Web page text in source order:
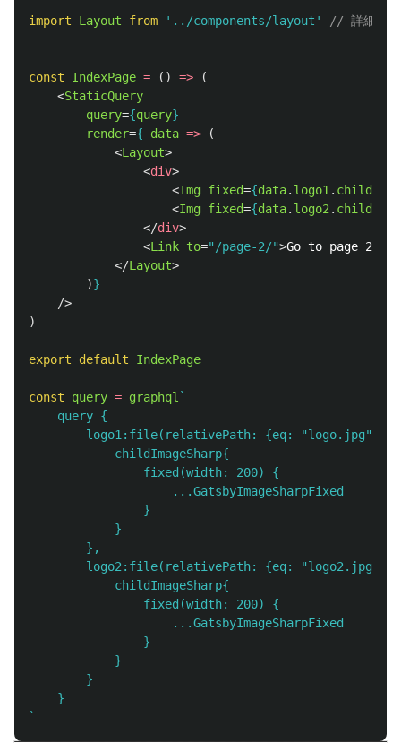
import Layout from ' ../components/layout ' // 詳細は
const IndexPage = () =>
(
<StaticQuery
query={query}
render={ data =>
(
<Layout>
<div>
<Img fixed={data. logo1 .
<Img fixed={data. logo2 .
</div>
<Link to="/page-2/">Go to page 2
</Layout>
)}
/>
)
export default IndexPage
const query = graphql `
    query {
        logo1:file(relativePath: {eq: "logo.jpg"}) {
            childImageSharp{
                fixed(width: 200) {
                    ...GatsbyImageSharpFixed
                }
            }
        },
logo2:file(relativePath: {eq: "logo2.jpg"})
            childImageSharp{
                fixed(width: 200) {
                    ...GatsbyImageSharpFixed
                }
            }
        }
    }
`